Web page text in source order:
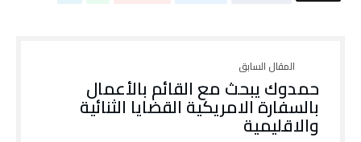
حمدوك يبحث مع القائم بالأعمال
بالسفارة الامريكية القضايا الثنائية
والاقليمية